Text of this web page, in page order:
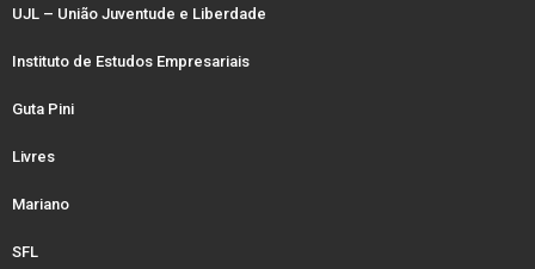
UJL – União Juventude e Liberdade
Instituto de Estudos Empresariais
Guta Pini
Livres
Mariano
SFL